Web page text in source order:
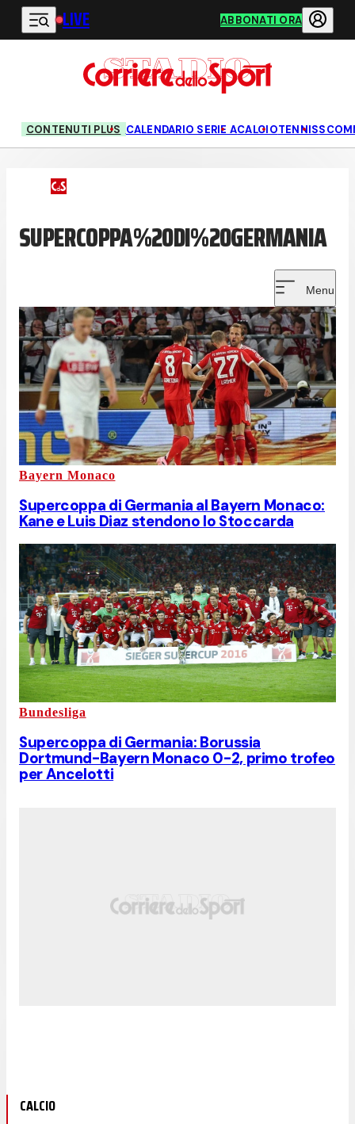
Vai al contenuto principale
LIVE ABBONATI ORA
CONTENUTI PLUS CALENDARIO SERIE ACALCIOTENNIS
SUPERCOPPA%20DI%20GERMANIA
Menu
Bayern Monaco
Supercoppa di Germania al Bayern Monaco:
Kane e Luis Diaz stendono lo Stoccarda
Bundesliga
Supercoppa di Germania: Borussia
Dortmund-Bayern Monaco 0-2, primo trofeo
per Ancelotti
CALCIO